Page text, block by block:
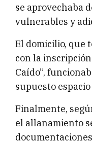
se aprovechaba
vulnerables y
El domicilio, que
con la
Caído”,
supuesto
Finalmente,
el allanamiento